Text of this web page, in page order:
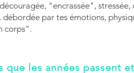
"encrassée", stressée,
débordée par tes émotions,
corps".
que les années passent